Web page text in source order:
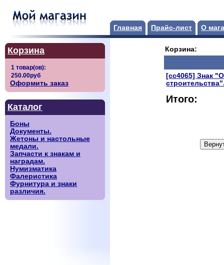
Главная Прайс-лист О
Корзина
Оформить заказ
Каталог
Боны
Документы.
Жетоны и настольные
медали.
Запчасти к знакам и
наградам.
Нумизматика
Фалеристика
Фурнитура и знаки
различия.
Корзина:
[сс4065] Знак
Итого: